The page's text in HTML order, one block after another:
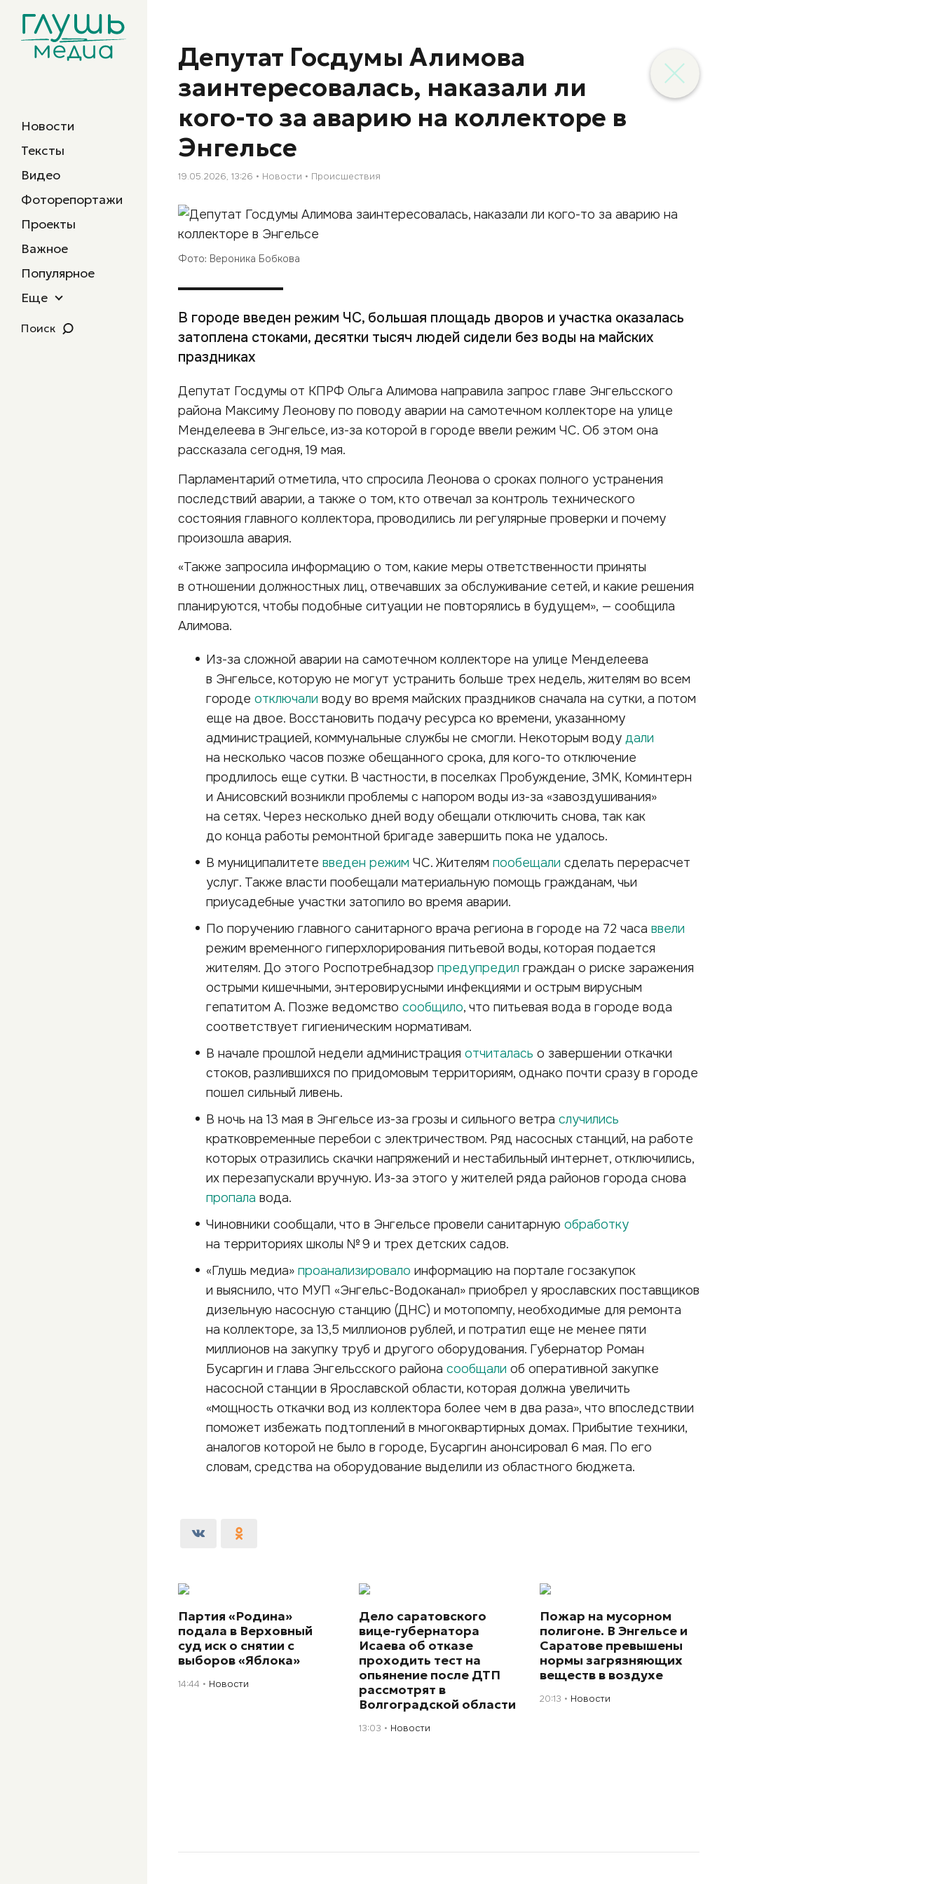
Новости
Тексты
Видео
Фоторепортажи
Проекты
Важное
Популярное
Еще
Поиск
Депутат Госдумы Алимова
заинтересовалась, наказали ли
кого-то за аварию на коллекторе в
Энгельсе
19.05.2026, 13:26 Новости Происшествия
Фото: Вероника Бобкова
В городе введен режим ЧС, большая площадь дворов и участка оказалась
затоплена стоками, десятки тысяч людей сидели без воды на майских
праздниках
Депутат Госдумы от КПРФ Ольга Алимова направила запрос главе Энгельсского
района Максиму Леонову по поводу аварии на самотечном коллекторе на улице
Менделеева в Энгельсе, из-за которой в городе ввели режим ЧС. Об этом она
рассказала сегодня, 19 мая.
Парламентарий отметила, что спросила Леонова о сроках полного устранения
последствий аварии, а также о том, кто отвечал за контроль технического
состояния главного коллектора, проводились ли регулярные проверки и почему
произошла авария.
«Также запросила информацию о том, какие меры ответственности приняты
в отношении должностных лиц, отвечавших за обслуживание сетей, и какие решения
планируются, чтобы подобные ситуации не повторялись в будущем», — сообщила
Алимова.
Из-за сложной аварии на самотечном коллекторе на улице Менделеева
в Энгельсе, которую не могут устранить больше трех недель, жителям во всем
городе отключали воду во время майских праздников сначала на сутки, а потом
еще на двое. Восстановить подачу ресурса ко времени, указанному
администрацией, коммунальные службы не смогли. Некоторым воду дали
на несколько часов позже обещанного срока, для кого-то отключение
продлилось еще сутки. В частности, в поселках Пробуждение, ЗМК, Коминтерн
и Анисовский возникли проблемы с напором воды из-за «завоздушивания»
на сетях. Через несколько дней воду обещали отключить снова, так как
до конца работы ремонтной бригаде завершить пока не удалось.
В муниципалитете введен режим ЧС. Жителям пообещали сделать перерасчет
услуг. Также власти пообещали материальную помощь гражданам, чьи
приусадебные участки затопило во время аварии.
По поручению главного санитарного врача региона в городе на 72 часа ввели
режим временного гиперхлорирования питьевой воды, которая подается
жителям. До этого Роспотребнадзор предупредил граждан о риске заражения
острыми кишечными, энтеровирусными инфекциями и острым вирусным
гепатитом А. Позже ведомство сообщило, что питьевая вода в городе вода
соответствует гигиеническим нормативам.
В начале прошлой недели администрация отчиталась о завершении откачки
стоков, разлившихся по придомовым территориям, однако почти сразу в городе
пошел сильный ливень.
В ночь на 13 мая в Энгельсе из-за грозы и сильного ветра случились
кратковременные перебои с электричеством. Ряд насосных станций, на работе
которых отразились скачки напряжений и нестабильный интернет, отключились,
их перезапускали вручную. Из-за этого у жителей ряда районов города снова
пропала вода.
Чиновники сообщали, что в Энгельсе провели санитарную обработку
на территориях школы № 9 и трех детских садов.
«Глушь медиа» проанализировало информацию на портале госзакупок
и выяснило, что МУП «Энгельс-Водоканал» приобрел у ярославских поставщиков
дизельную насосную станцию (ДНС) и мотопомпу, необходимые для ремонта
на коллекторе, за 13,5 миллионов рублей, и потратил еще не менее пяти
миллионов на закупку труб и другого оборудования. Губернатор Роман
Бусаргин и глава Энгельсского района сообщали об оперативной закупке
насосной станции в Ярославской области, которая должна увеличить
«мощность откачки вод из коллектора более чем в два раза», что впоследствии
поможет избежать подтоплений в многоквартирных домах. Прибытие техники,
аналогов которой не было в городе, Бусаргин анонсировал 6 мая. По его
словам, средства на оборудование выделили из областного бюджета.
Партия «Родина»
подала в Верховный
суд иск о снятии с
выборов «Яблока»
14:44 Новости
Дело саратовского
вице-губернатора
Исаева об отказе
проходить тест на
опьянение после ДТП
рассмотрят в
Волгоградской области
13:03 Новости
Пожар на мусорном
полигоне. В Энгельсе и
Саратове превышены
нормы загрязняющих
веществ в воздухе
20:13 Новости